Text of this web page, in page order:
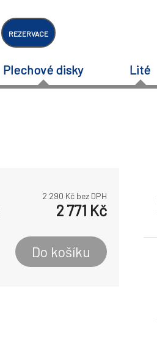
REZERVACE
Plechové disky Lité
2 290 Kč bez DPH
2 771 Kč
Do košíku